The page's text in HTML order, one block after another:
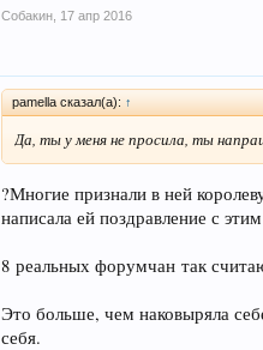
Собакин 17 апр 2016
pamella сказал(а): ↑
Да, ты у меня не просила, ты
?Многие признали в ней
написала ей поздравление с
8 реальных форумчан так
Это больше, чем наковыряла
себя.